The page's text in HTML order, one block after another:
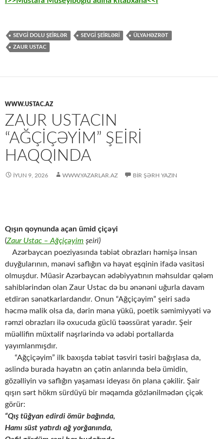
SEVGI DOLU ŞEIRLƏR SEVGİ ŞEİRLƏRİ ÜLYAHƏZRƏT
ZAUR USTAC
WWW.USTAC.AZ
ZAUR USTACIN
“AĞÇIÇƏYIM” ŞEIRI
HAQQINDA
İYUN 9, 2026 WWW.YAZARLAR.AZ BIR ŞƏRH YAZIN
Qışın qoynunda açan ümid çiçəyi
(Zaur Ustac – Ağçiçəyim şeiri)
Azərbaycan poeziyasında təbiət obrazları həmişə insan
duyğularının, mənəvi saflığın və həyat eşqinin ifadə vasitəsi
olmuşdur. Müasir Azərbaycan ədəbiyyatının məhsuldar qələm
sahiblərindən olan Zaur Ustac də bu ənənəni uğurla davam
etdirən sənətkarlardandır. Onun “Ağçiçəyim” şeiri sadə
həcmə malik olsa da, dərin məna yükü, poetik səmimiyyəti və
rəmzi obrazları ilə oxucuda güclü təəssürat yaradır. Şeir
müəllifin müxtəlif nəşrlərində və ədəbi portallarda
yayımlanmışdır.
“Ağçiçəyim” ilk baxışda təbiət təsviri təsiri bağışlasa da,
əslində burada həyatın ən çətin anlarında belə ümidin,
gözəlliyin və saflığın yaşaması ideyası ön plana çəkilir. Şair
qışın sərt hökm sürdüyü bir məqamda gözlənilmədən çiçək
görür:
“Qış tüğyan edirdi ömür bağında,
Hamı süst yatırdı ağ yorğanında,